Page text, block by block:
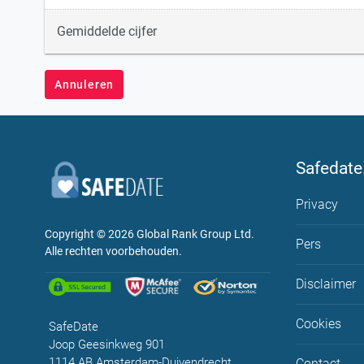
Gemiddelde cijfer
Annuleren
Copyright © 2026Global Rank Group Ltd.
Alle rechten voorbehouden.
SafeDate
Joop Geesinkweg 901
Privacy
Pers
Disclaimer
Cookies